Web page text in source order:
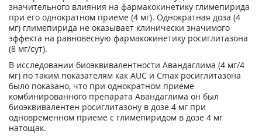
значительного влияния на фармакокинетику глимепирида
при его однократном приеме (4 мг). Однократная доза (4
мг) глимепирида не оказывает клинически значимого
эффекта на равновесную фармакокинетику росиглитазона
(8 мг/сут).
В исследовании биоэквивалентности Авандаглима (4 мг/4
мг) по таким показателям как AUC и Cmax росиглитазона
было показано, что при однократном приеме
комбинированного препарата Авандаглима он был
биоэквивалентен росиглитазону в дозе 4 мг при
одновременном приеме с глимепиридом в дозе 4 мг
натощак.